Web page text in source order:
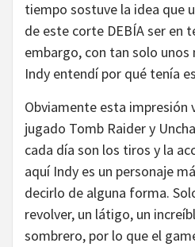
tiempo sostuve la idea que
de este corte DEBÍA ser en
embargo, con tan solo
Indy entendí por qué tenía
Obviamente esta impresión
jugado Tomb Raider y
cada día son los tiros y la
aquí Indy es un personaje
decirlo de alguna forma.
revolver, un látigo, un
sombrero, por lo que el